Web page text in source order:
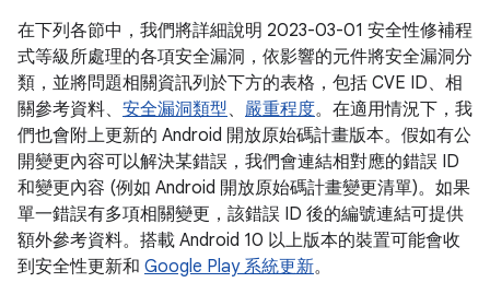
在下列各節中，我們將詳細說明 2023-03-01 安全性修補程
式等級所處理的各項安全漏洞，依影響的元件將安全漏洞分
類，並將問題相關資訊列於下方的表格，包括 CVE ID、相
關參考資料、 安全漏洞類型、 嚴重程度。在適用情況下，我
們也會附上更新的 Android 開放原始碼計畫版本。假如有公
開變更內容可以解決某錯誤，我們會連結相對應的錯誤 ID
和變更內容 (例如 Android 開放原始碼計畫變更清單)。如果
單一錯誤有多項相關變更，該錯誤 ID 後的編號連結可提供
額外參考資料。搭載 Android 10 以上版本的裝置可能會收
到安全性更新和 Google Play 系統更新。